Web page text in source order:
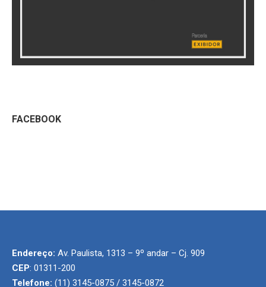
FACEBOOK
Endereço: Av. Paulista, 1313 – 9º andar – Cj. 909
CEP: 01311-200
Telefone: (11) 3145-0875 / 3145-0872